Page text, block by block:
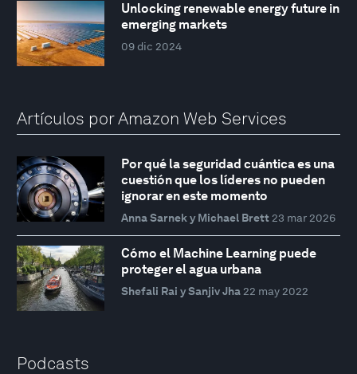
Unlocking renewable energy future in
emerging markets
09 dic 2024
Artículos por Amazon Web Services
Por qué la seguridad cuántica es una
cuestión que los líderes no pueden
ignorar en este momento
Anna Sarnek y Michael Brett 23 mar 2026
Cómo el Machine Learning puede
proteger el agua urbana
Shefali Rai y Sanjiv Jha 22 may 2022
Podcasts